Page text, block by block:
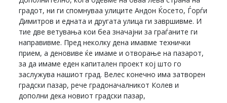
градот, ни ги спомнуваа улиците Андон Ќосето, Ѓорѓи
Димитров и едната и другата улица ги завршивме. И
тие две ветувања кои беа значајни за граѓаните ги
направивме. Пред неколку дена имавме технички
прием, а деновиве ќе имаме и отворање на пазарот,
за да имаме еден капитален проект кој што го
заслужува нашиот град. Велес конечно има затворен
градски пазар, рече градоначалникот Колев и
дополни дека новиот градски пазар,